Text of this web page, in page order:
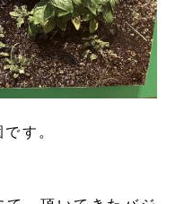
す。